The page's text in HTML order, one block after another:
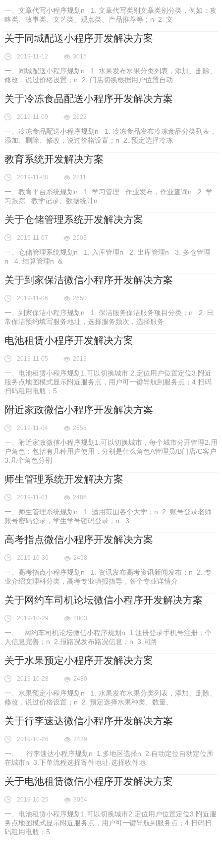
一、文章代写小程序规划n 1. 文章代写类别文章类别分类，例如：攻
略类、故事类、文艺类、观点类、产品推荐等；n 2. 文
关于同城配送小程序开发解决方案
2019-11-12 3015
一、同城配送小程序规划n 1. 水果发布水果分类列表，添加、删除、
修改，说过价格设置；n 2. 门店切换根据用户位置自动
关于冷冻食品配送小程序开发解决方案
2019-11-09 2622
一、冷冻食品配送小程序规划n 1. 冷冻食品发布冷冻食品分类列表，
添加、删除、修改，说过价格设置；n 2. 预定选择冷冻
教育系统开发解决方案
2019-11-08 2811
一、教育平台系统规划n 1. 学习管理 作业发布，作业查询n 2. 学
习跟踪 教学记录、数据统计n
关于仓储管理系统开发解决方案
2019-11-07 2503
一、仓储管理系统规划n 1. 入库管理n 2. 出库管理n 3. 多仓管理
n 4. 结算管理n &
关于到家保洁微信小程序开发解决方案
2019-11-06 2650
一、到家保洁小程序规划n 1. 保洁服务保洁服务项目分类；n 2. 日
常保洁预约填写服务地址，选择服务频次，选择服务
电池租赁小程序开发解决方案
2019-11-05 2619
一、电池租赁小程序规划1.可以切换城市 2.定位用户位置定位3.附近
服务点地图模式显示附近服务点，用户可一键导航到服务点；4.扫码
扫码租用电瓶；5.
附近家政微信小程序开发解决方案
2019-11-04 2555
一、附近家政微信小程序规划1.可以切换城市，每个城市分开管理2.用
户角色：包括有几种用户使用，分别是什么角色A管理员/B门店/C客户
3.几个角色分别
师生管理系统开发解决方案
2019-11-01 2486
一、师生管理系统规划n 1. 适用范围各个大学；n 2. 账号登录老师
账号密码登录，学生学号密码登录；n 3.
高考指点微信小程序开发解决方案
2019-10-30 2498
一、高考指点小程序规划n 1. 资讯发布高考资讯新闻发布；n 2. 专
业介绍文理科分类，高考专业填报指导，各个专业详情介
关于网约车司机论坛微信小程序开发解决方案
2019-10-29 2803
一、 网约车司机论坛微信小程序规划n 1.注册登录手机号注册；个
人信息完善；n 2.报路况发布路况信息；n 3.问路
关于水果预定小程序开发解决方案
2019-10-28 2480
一、水果预定小程序规划n 1. 水果发布水果分类列表，添加、删除、
修改，说过价格设置；n 2. 预定选择水果种类、数量、
关于行李速达微信小程序开发解决方案
2019-10-26 2439
一、 行李速达小程序规划n 1.多地区选择n 2.自动定位自动定位所
在城市n 3.下单流程选择寄件地址-选择收件地
关于电池租赁微信小程序开发解决方案
2019-10-25 3054
一、电池租赁小程序规划1.可以切换城市2.定位用户位置定位3.附近服
务点地图模式显示附近服务点，用户可一键导航到服务点；4.扫码扫
码租用电瓶；5.